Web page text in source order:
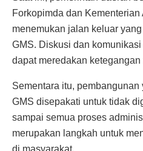
Forkopimda dan
menemukan jalan keluar
GMS. Diskusi dan
dapat meredakan ketegangan
Sementara itu,
GMS disepakati untuk tidak
sampai semua proses
merupakan langkah untuk